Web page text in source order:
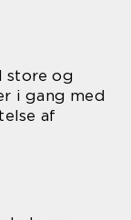
og
i gang med
af